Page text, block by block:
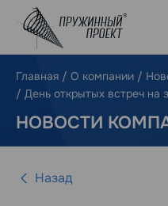
Главная / О компании /
/ День открытых встреч на
НОВОСТИ
Назад